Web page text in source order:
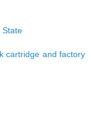
State
cartridge and factory